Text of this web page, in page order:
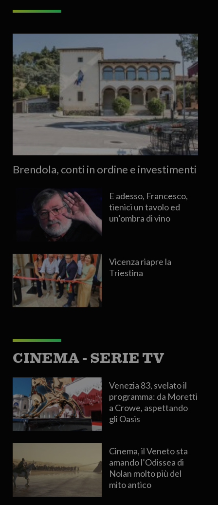
Brendola, conti in ordine e investimenti
E adesso, Francesco,
tienici un tavolo ed
un’ombra di vino
Vicenza riapre la
Triestina
CINEMA - SERIE TV
Venezia 83, svelato il
programma: da Moretti
a Crowe, aspettando
gli Oasis
Cinema, il Veneto sta
amando l’Odissea di
Nolan molto più del
mito antico